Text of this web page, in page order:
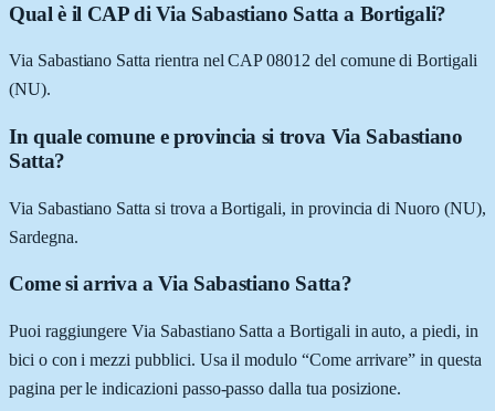
Qual è il CAP di Via Sabastiano Satta a Bortigali?
Via Sabastiano Satta rientra nel CAP 08012 del comune di Bortigali
(NU).
In quale comune e provincia si trova Via Sabastiano
Satta?
Via Sabastiano Satta si trova a Bortigali, in provincia di Nuoro (NU),
Sardegna.
Come si arriva a Via Sabastiano Satta?
Puoi raggiungere Via Sabastiano Satta a Bortigali in auto, a piedi, in
bici o con i mezzi pubblici. Usa il modulo “Come arrivare” in questa
pagina per le indicazioni passo-passo dalla tua posizione.